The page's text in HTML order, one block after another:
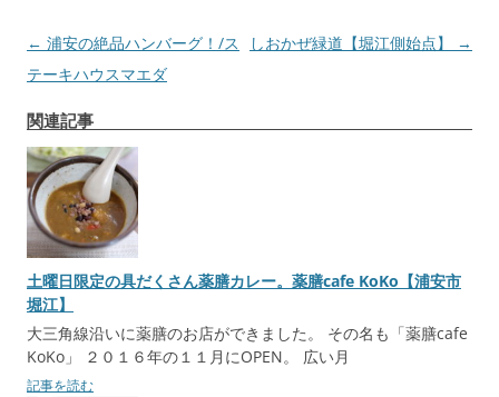
投
稿
ビ
ゲ
ー
シ
ョ
ン
← 浦安の絶品ハンバーグ！/ス
テーキハウスマエダ
しおかぜ緑道【堀江側始点】 →
関連記事
土曜日限定の具だくさん薬膳カレー。薬膳cafe KoKo【浦安市
堀江】
大三角線沿いに薬膳のお店ができました。 その名も「薬膳cafe
KoKo」 ２０１６年の１１月にOPEN。 広い月
記事を読む